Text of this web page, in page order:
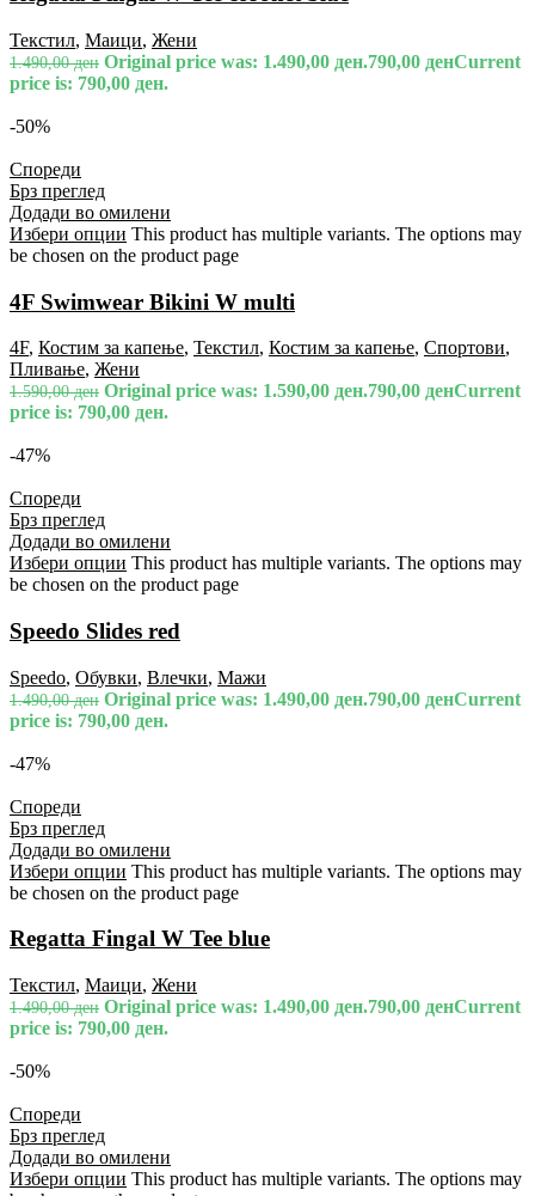
Текстил, Маици, Жени
1.490,00ден Original price was: 1.490,00 ден.790,00 денCurrent
price is: 790,00 ден.
-50%
Спореди
Брз преглед
Додади во омилени
Избери опции This product has multiple variants. The options may
be chosen on the product page
4F Swimwear Bikini W multi
4F, Костим за капење, Текстил, Костим за капење, Спортови,
Пливање, Жени
1.590,00ден Original price was: 1.590,00 ден.790,00 денCurrent
price is: 790,00 ден.
-47%
Спореди
Брз преглед
Додади во омилени
Избери опции This product has multiple variants. The options may
be chosen on the product page
Speedo Slides red
Speedo, Обувки, Влечки, Мажи
1.490,00ден Original price was: 1.490,00 ден.790,00 денCurrent
price is: 790,00 ден.
-47%
Спореди
Брз преглед
Додади во омилени
Избери опции This product has multiple variants. The options may
be chosen on the product page
Regatta Fingal W Tee blue
Текстил, Маици, Жени
1.490,00ден Original price was: 1.490,00 ден.790,00 денCurrent
price is: 790,00 ден.
-50%
Спореди
Брз преглед
Додади во омилени
Избери опции This product has multiple variants. The options may